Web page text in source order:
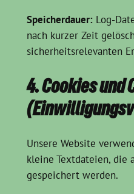
Speicherdauer:Log-
nach kurzer Zeit
sicherheitsrelevanten
4. Cookies und
Unsere Website
kleine Textdateien, die
gespeichert werden.